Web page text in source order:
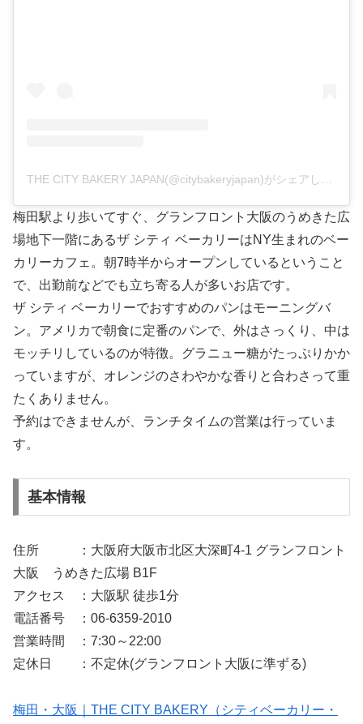
梅田駅より歩いてすぐ、グランフロント大阪のうめきた広
場地下一階にあるザ シティ ベーカリーはNY生まれのベー
カリーカフェ。朝7時半からオープンしているということ
で、出勤前などでも立ち寄る人が多いお店です。
ザ シティ ベーカリーでおすすめのパンはモーニングバ
ン。アメリカで朝食に定番のパンで、外はさっくり、中は
モッチリしているのが特徴。グラニュー糖がたっぷりかか
っていますが、オレンジのさわやかな香りと合わさって重
たくありません。
予約はできませんが、ランチタイムの営業は行っていま
す。
基本情報
住所 ：大阪府大阪市北区大深町4-1 グランフロント
大阪 うめきた広場 B1F
アクセス ：大阪駅 徒歩1分
電話番号 ：06-6359-2010
営業時間 ：7:30～22:00
定休日 ：不定休(グランフロント大阪に準ずる)
梅田・大阪｜THE CITY BAKERY（シティベーカリー・